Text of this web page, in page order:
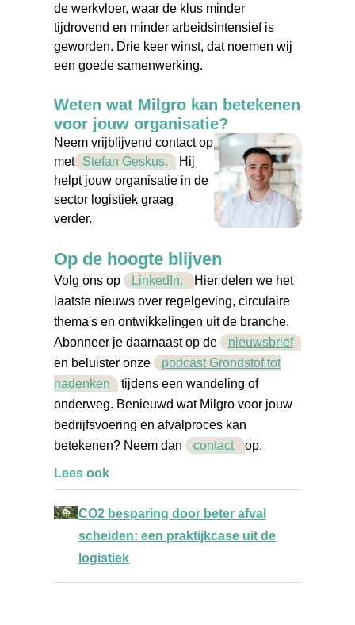
de werkvloer, waar de klus minder
tijdrovend en minder arbeidsintensief is
geworden. Drie keer winst, dat noemen wij
een goede samenwerking.
Weten wat Milgro kan betekenen
voor jouw organisatie?
Neem vrijblijvend contact op
met
Stefan Geskus.
Hij
helpt jouw organisatie in de
sector logistiek graag
verder.
Op de hoogte blijven
Volg ons op LinkedIn.
Hier delen we het
laatste nieuws over regelgeving, circulaire
thema's en ontwikkelingen uit de branche.
Abonneer je daarnaast op de
nieuwsbrief
en beluister onze
podcast Grondstof tot
nadenken
tijdens een wandeling of
onderweg. Benieuwd wat Milgro voor jouw
bedrijfsvoering en afvalproces kan
betekenen? Neem dan
contact op.
Lees ook
CO2 besparing door beter afval
scheiden: een praktijkcase uit de
logistiek